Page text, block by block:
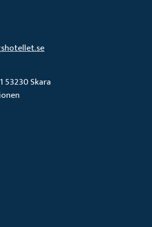
53230 Skara